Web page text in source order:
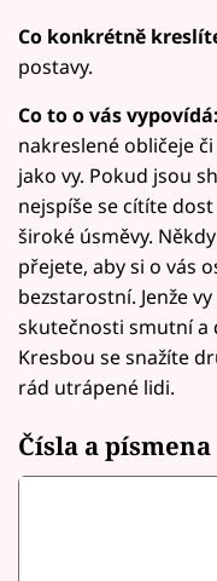
Co konkrétně
postavy.
Co to o vás vypovídá:
nakreslené obličeje
jako vy. Pokud jsou
nejspíše se cítíte
široké úsměvy.
přejete, aby si o vás
bezstarostní. Jenže
skutečnosti smutní a
Kresbou se snažíte
rád utrápené lidi.
Čísla a písmena